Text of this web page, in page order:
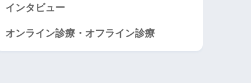
インタビュー
オンライン診療・オフライン診療